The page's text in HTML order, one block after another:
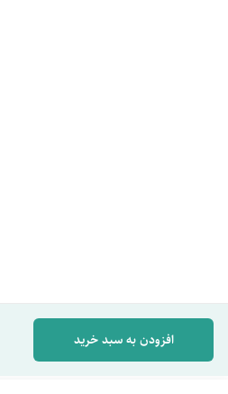
افزودن به سبد خرید